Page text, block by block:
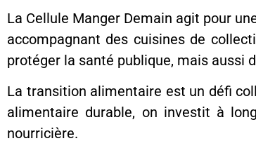
La Cellule Manger Demain agit pour
accompagnant des cuisines de
protéger la santé publique, mais aussi
La transition alimentaire est un défi
alimentaire durable, on investit à
nourricière.